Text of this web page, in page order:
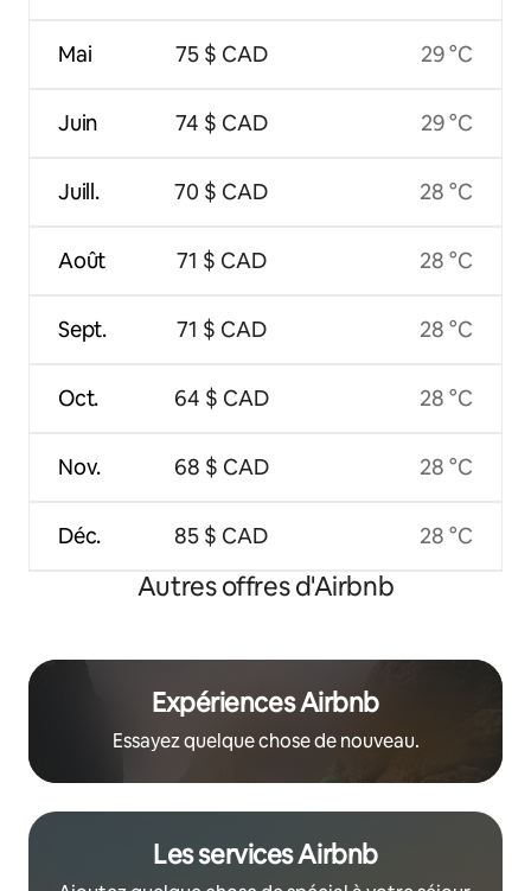
Mai
Juin
Juill.
Août
Sept.
Oct.
Nov.
Déc.
75 $ CAD
74 $ CAD
70 $ CAD
71 $ CAD
71 $ CAD
64 $ CAD
68 $ CAD
85 $ CAD
29 °C
29 °C
28 °C
28 °C
28 °C
28 °C
28 °C
28 °C
Autres offres d'Airbnb
Expériences Airbnb
Essayez quelque chose de nouveau.
Les services Airbnb